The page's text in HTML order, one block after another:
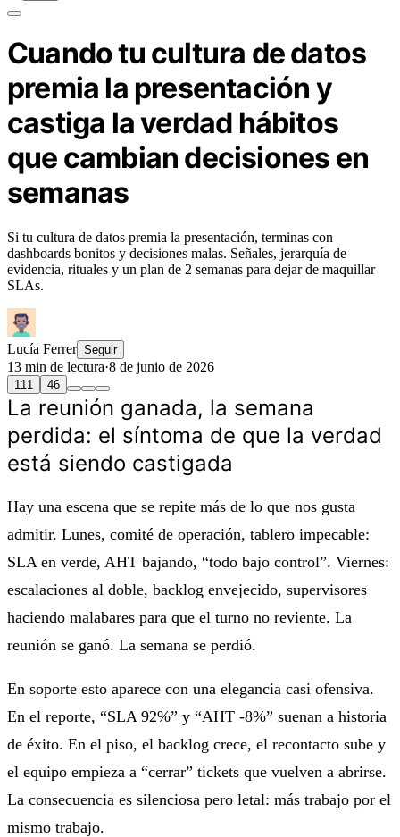
Cuando tu cultura de datos
premia la presentación y
castiga la verdad hábitos
que cambian decisiones en
semanas
Si tu cultura de datos premia la presentación, terminas con
dashboards bonitos y decisiones malas. Señales, jerarquía de
evidencia, rituales y un plan de 2 semanas para dejar de maquillar
SLAs.
Lucía Ferrer Seguir
13 min de lectura·8 de junio de 2026
111 46
La reunión ganada, la semana
perdida: el síntoma de que la verdad
está siendo castigada
Hay una escena que se repite más de lo que nos gusta
admitir. Lunes, comité de operación, tablero impecable:
SLA en verde, AHT bajando, “todo bajo control”. Viernes:
escalaciones al doble, backlog envejecido, supervisores
haciendo malabares para que el turno no reviente. La
reunión se ganó. La semana se perdió.
En soporte esto aparece con una elegancia casi ofensiva.
En el reporte, “SLA 92%” y “AHT -8%” suenan a historia
de éxito. En el piso, el backlog crece, el recontacto sube y
el equipo empieza a “cerrar” tickets que vuelven a abrirse.
La consecuencia es silenciosa pero letal: más trabajo por el
mismo trabajo.